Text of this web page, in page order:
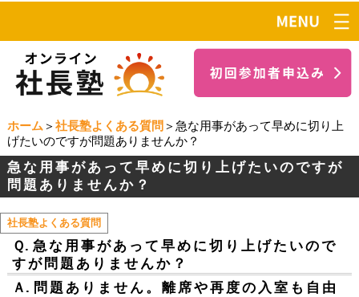
ホーム ＞ 社長塾よくある質問 ＞急な用事があって早めに切り上
げたいのですが問題ありませんか？
急な用事があって早めに切り上げたいのですが
問題ありませんか？
社長塾よくある質問
Ｑ. 急な用事があって早めに切り上げたいので
すが問題ありませんか？
Ａ. 問題ありません。離席や再度の入室も自由